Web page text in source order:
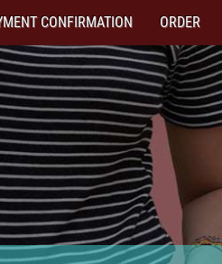
CONFIRMATION ORDER